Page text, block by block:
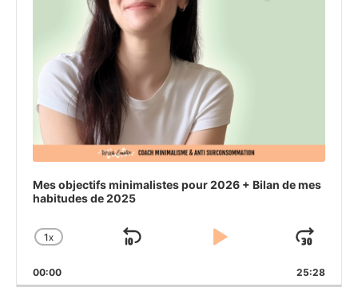
Mes objectifs minimalistes pour 2026 + Bilan de mes
habitudes de 2025
CHANGE
RATE
1X
SKIP
PLAY
PAUSE
00:00 25:28